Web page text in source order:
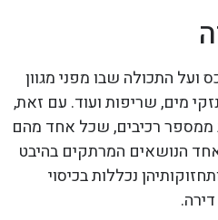
ועל התכולה שבו מפני מגוון
מים, שריפות ועוד. עם זאת,
ממספר רכיבים, שכל אחד מהם
הנושאים המרתקים בהיבט
נכללות בכיסוי